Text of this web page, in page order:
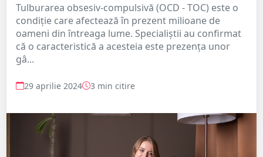
Tulburarea obsesiv-compulsivă (OCD - TOC) este o
condiție care afectează în prezent milioane de
oameni din întreaga lume. Specialiștii au confirmat
că o caracteristică a acesteia este prezența unor
gâ...
29 aprilie 2024 3 min citire